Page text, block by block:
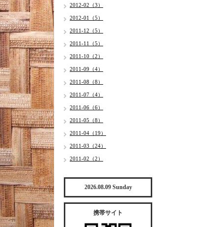
2012-02（3）
2012-01（5）
2011-12（5）
2011-11（5）
2011-10（2）
2011-09（4）
2011-08（8）
2011-07（4）
2011-06（6）
2011-05（8）
2011-04（19）
2011-03（24）
2011-02（2）
2026.08.09 Sunday
携帯サイト